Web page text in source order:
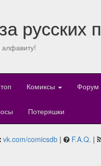
русских
алфавиту!
Комиксы Форум
Потеряшки
vk.com/comicsdb | F.A.Q. |